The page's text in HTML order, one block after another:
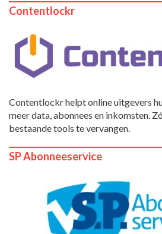
Contentlockr
Contentlockr helpt online uitgevers
meer data, abonnees en inkomsten.
bestaande tools te vervangen.
SP Abonneeservice